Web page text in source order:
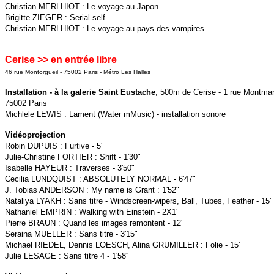
Christian MERLHIOT : Le voyage au Japon
Brigitte ZIEGER : Serial self
Christian MERLHIOT : Le voyage au pays des vampires
Cerise >> en entrée libre
46 rue Montorgueil - 75002 Paris - Métro Les Halles
Installation - à la galerie Saint Eustache, 500m de Cerise - 1 rue
75002 Paris
Michlele LEWIS : Lament (Water mMusic) - installation sonore
Vidéoprojection
Robin DUPUIS : Furtive - 5'
Julie-Christine FORTIER : Shift - 1'30"
Isabelle HAYEUR : Traverses - 3'50"
Cecilia LUNDQUIST : ABSOLUTELY NORMAL - 6'47"
J. Tobias ANDERSON : My name is Grant : 1'52"
Nataliya LYAKH : Sans titre - Windscreen-wipers, Ball, Tubes, Feather - 15'
Nathaniel EMPRIN : Walking with Einstein - 2X1'
Pierre BRAUN : Quand les images remontent - 12'
Seraina MUELLER : Sans titre - 3'15"
Michael RIEDEL, Dennis LOESCH, Alina GRUMILLER : Folie - 15'
Julie LESAGE : Sans titre 4 - 1'58''